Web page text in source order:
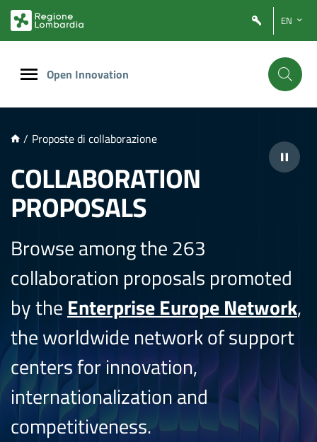
PRINCIPALE
EN
Open Innovation
/ Proposte di collaborazione
COLLABORATION
PROPOSALS
Browse among the 263
collaboration proposals promoted
by the Enterprise Europe Network,
the worldwide network of support
centers for innovation,
internationalization and
competitiveness.